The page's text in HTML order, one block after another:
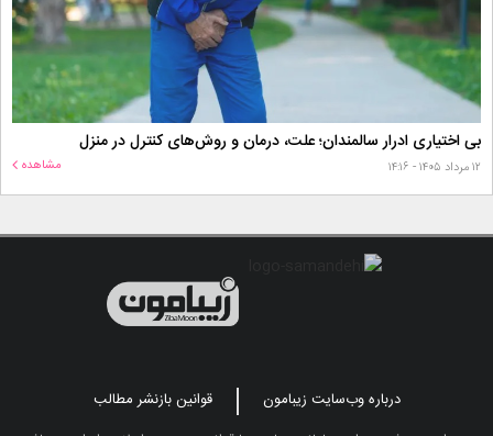
بی اختیاری ادرار سالمندان؛ علت، درمان و روش‌های کنترل در منزل
۱۲ مرداد ۱۴۰۵ - ۱۴:۱۶ مشاهده
درباره وب‌سایت زیبامون
قوانین بازنشر مطالب